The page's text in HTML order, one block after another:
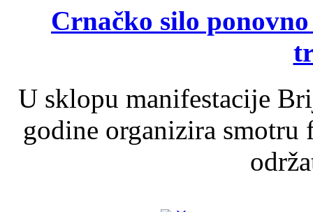
Crnačko silo
U sklopu manifestacije
godine organizira